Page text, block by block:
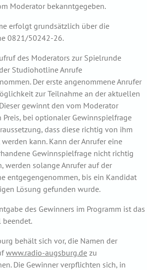
Moderator bekanntgegeben.
erfolgt grundsätzlich über die
0821/50242-26.
des Moderators zur Spielrunde
Studiohotline Anrufe
Der erste angenommene Anrufer
zur Teilnahme an der aktuellen
gewinnt den vom Moderator
Preis, bei optionaler Gewinnspielfrage
dass diese richtig von ihm
kann. Kann der Anrufer eine
Gewinnspielfrage nicht richtig
werden solange Anrufer auf der
entgegengenommen, bis ein Kandidat
Lösung gefunden wurde.
des Gewinners im Programm ist das
beendet.
behält sich vor, die Namen der
www.radio-augsburg.de zu
Die Gewinner verpflichten sich, in